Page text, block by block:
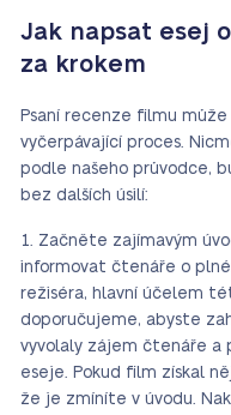
Jak napsat esej
za krokem
Psaní recenze filmu
vyčerpávající proces.
podle našeho průvodce,
bez dalších úsilí:
Začněte zajímavým
informovat čtenáře o
režiséra, hlavní účelem
doporučujeme, abyste
vyvolaly zájem čtenáře a
eseje. Pokud film získal
že je zmíníte v úvodu.